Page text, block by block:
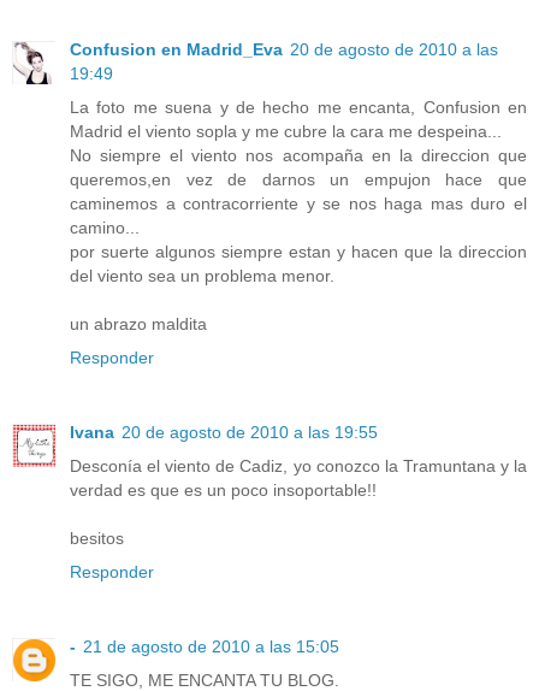
Confusion en Madrid_Eva 20 de agosto de 2010 a las
19:49
La foto me suena y de hecho me encanta, Confusion en
Madrid el viento sopla y me cubre la cara me despeina...
No siempre el viento nos acompaña en la direccion que
queremos,en vez de darnos un empujon hace que
caminemos a contracorriente y se nos haga mas duro el
camino...
por suerte algunos siempre estan y hacen que la direccion
del viento sea un problema menor.
un abrazo maldita
Responder
Ivana 20 de agosto de 2010 a las 19:55
Desconía el viento de Cadiz, yo conozco la Tramuntana y la
verdad es que es un poco insoportable!!
besitos
Responder
- 21 de agosto de 2010 a las 15:05
TE SIGO, ME ENCANTA TU BLOG.